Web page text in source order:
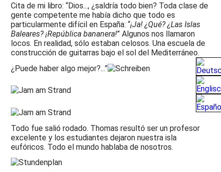
Cita de mi libro: “Dios..., ¿saldría todo bien? Toda clase de
gente competente me había dicho que todo es
particularmente difícil en España: “¡Ja! ¿Qué? ¿Las Islas
Baleares? ¡República bananera!” Algunos nos llamaron
locos. En realidad, sólo estaban celosos. Una escuela de
construcción de guitarras bajo el sol del Mediterráneo.
¿Puede haber algo mejor?...”
Todo fue salió rodado. Thomas resultó ser un profesor
excelente y los estudiantes dejaron nuestra isla
eufóricos. Todo el mundo hablaba de nosotros.